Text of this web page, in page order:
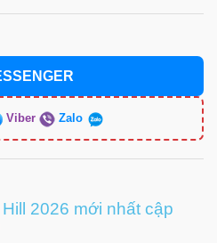
Viber Zalo
2026 mới nhất cập